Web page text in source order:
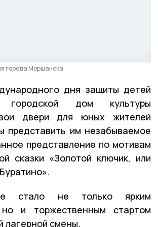
города Моршанска
дня защиты детей
городской дом культуры
двери для юных жителей
представить им незабываемое
представление по мотивам
сказки «Золотой ключик, или
стало не только ярким
но и торжественным стартом
лагерной смены.